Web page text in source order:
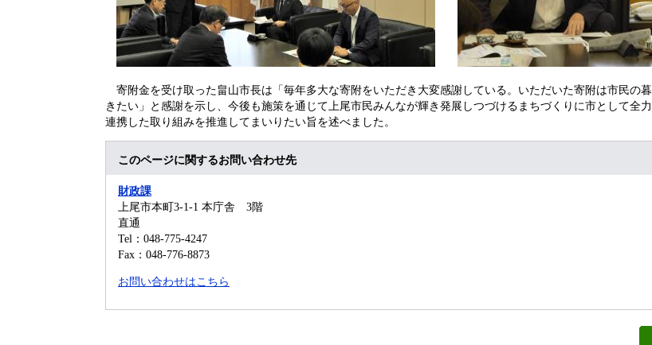
寄附​金を受け取った畠山市長は「毎年多大な寄附をいただき大変感謝している。いただいた寄附は市民の
きたい​ 」と感謝を示し、今後も施策を通じて上尾市民みんなが輝き発展しつづけるまちづくりに市として全
連携した取り組みを推進してまいりたい旨を述べました。
このページに関するお問い合わせ先
財政課
上尾市本町3-1-1 本庁舎 3階
直通
Tel：048-775-4247
Fax：048-776-8873
お問い合わせはこちら